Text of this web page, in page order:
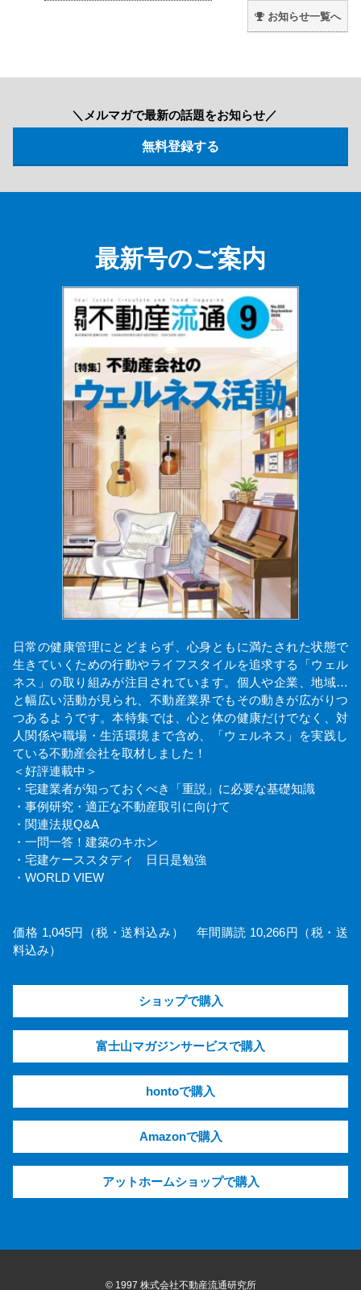
お知らせ一覧へ
＼メルマガで最新の話題をお知らせ／
最新号のご案内
日常の健康管理にとどまらず、心身ともに満たされた状態で
生きていくための行動やライフスタイルを追求する「ウェル
ネス」の取り組みが注目されています。個人や企業、地域…
と幅広い活動が見られ、不動産業界でもその動きが広がりつ
つあるようです。本特集では、心と体の健康だけでなく、対
人関係や職場・生活環境まで含め、「ウェルネス」を実践し
ている不動産会社を取材しました！
＜好評連載中＞
・宅建業者が知っておくべき「重説」に必要な基礎知識
・事例研究・適正な不動産取引に向けて
・関連法規Q&A
・一問一答！建築のキホン
・宅建ケーススタディ 日日是勉強
・WORLD VIEW
価格 1,045円（税・送料込み） 年間購読 10,266円（税・送
料込み）
ショップで購入
富士山マガジンサービスで購入
hontoで購入
Amazonで購入
アットホームショップで購入
© 1997 株式会社不動産流通研究所